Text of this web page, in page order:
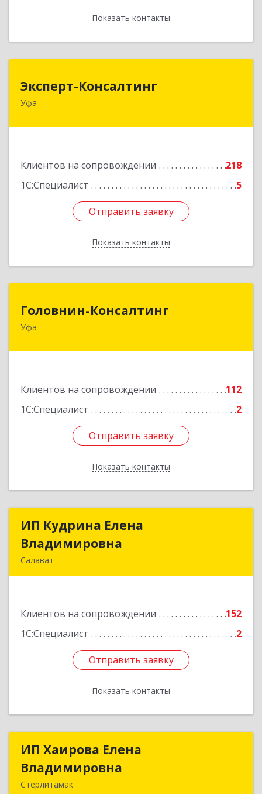
Показать контакты
Назад
Эксперт-Консалтинг
Уфа
Клиентов на сопровождении
218
1С:Специалист
5
Отправить заявку
Показать контакты
450059, Башкортостан Респ, Уфимский р-н, Уфа
Отправить заявку
Назад
Головнин-Консалтинг
Уфа
Клиентов на сопровождении
112
1С:Специалист
2
Отправить заявку
Показать контакты
450006, Башкортостан Респ, Уфа г, Ленина ул,
Отправить заявку
Назад
ИП Кудрина Елена
Владимировна
Салават
Клиентов на сопровождении
152
1С:Специалист
2
Отправить заявку
Показать контакты
ИП Кудрина Елена
Подробнее
Отправить заявку
Назад
ИП Хаирова Елена
Владимировна
Стерлитамак
ИП Хаирова Елена